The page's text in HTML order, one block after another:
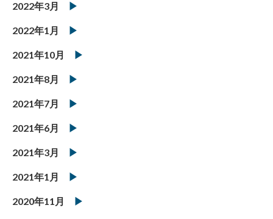
2022年3月
2022年1月
2021年10月
2021年8月
2021年7月
2021年6月
2021年3月
2021年1月
2020年11月